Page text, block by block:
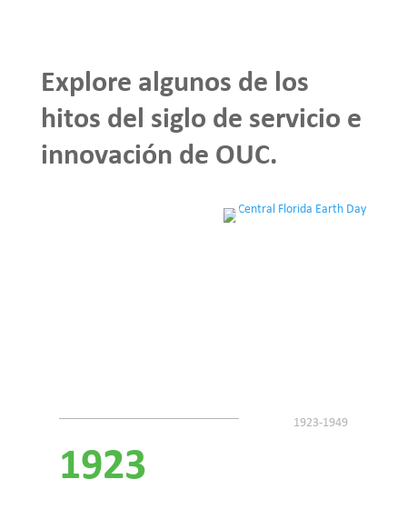
Explore algunos de los
hitos del siglo de servicio e
innovación de OUC.
1923